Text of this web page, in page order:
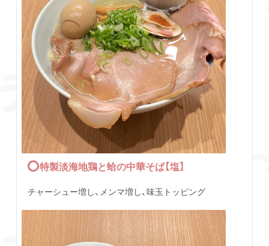
特製淡海地鶏と蛤の中華そば【塩】
チャーシュー増し、メンマ増し、味玉トッピング